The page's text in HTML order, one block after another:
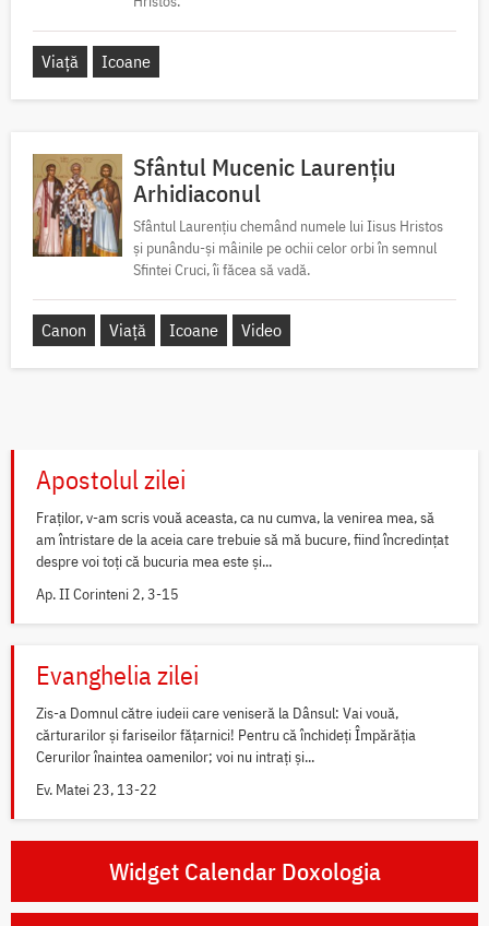
Viață Icoane
Sfântul Mucenic Laurențiu
Arhidiaconul
Sfântul Laurențiu chemând numele lui Iisus Hristos
și punându-și mâinile pe ochii celor orbi în semnul
Sfintei Cruci, îi făcea să vadă.
Canon Viață Icoane Video
Apostolul zilei
Fraților, v-am scris vouă aceasta, ca nu cumva, la venirea mea, să
am întristare de la aceia care trebuie să mă bucure, fiind încredințat
despre voi toți că bucuria mea este și...
Ap. II Corinteni 2, 3-15
Evanghelia zilei
Zis-a Domnul către iudeii care veniseră la Dânsul: Vai vouă,
cărturarilor și fariseilor fățarnici! Pentru că închideți Împărăția
Cerurilor înaintea oamenilor; voi nu intrați și...
Ev. Matei 23, 13-22
Widget Calendar Doxologia